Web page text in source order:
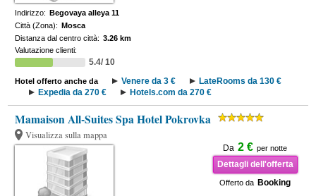
Indirizzo: Begovaya alleya 11
Città (Zona): Mosca
Distanza dal centro città: 3.26 km
Valutazione clienti:
5.4/ 10
Hotel offerto anche da Venere da 3 €
LateRooms da 130 €
Expedia da 270 €
Hotels.com da 270 €
Mamaison All-Suites Spa Hotel Pokrovka
Visualizza sulla mappa
Da 2 € per notte
Dettagli dell'offerta
Offerto da Booking